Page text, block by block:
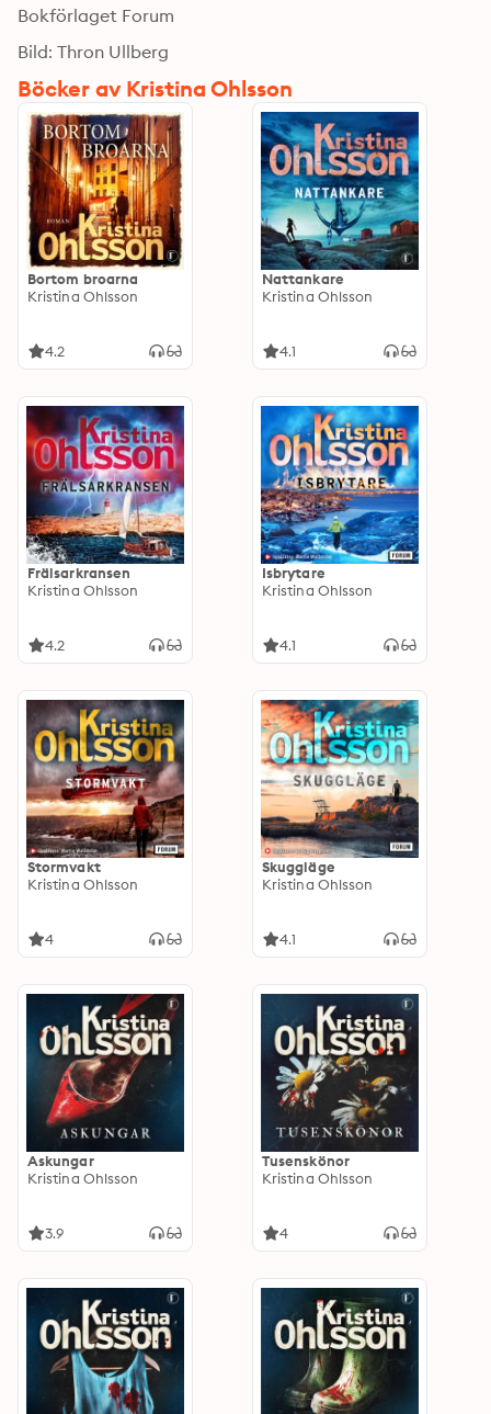
Bokförlaget Forum
Bild: Thron Ullberg
Böcker av Kristina Ohlsson
Bortom broarna
Kristina Ohlsson
4.2
Nattankare
Kristina Ohlsson
4.1
Frälsarkransen
Kristina Ohlsson
4.2
Isbrytare
Kristina Ohlsson
4.1
Stormvakt
Kristina Ohlsson
4
Skuggläge
Kristina Ohlsson
4.1
Askungar
Kristina Ohlsson
3.9
Tusenskönor
Kristina Ohlsson
4